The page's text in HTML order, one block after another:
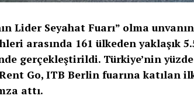
Lider Seyahat Fuarı” olma
arasında 161 ülkeden yaklaşık
gerçekleştirildi. Türkiye’nin
Go, ITB Berlin fuarına katılan
attı.